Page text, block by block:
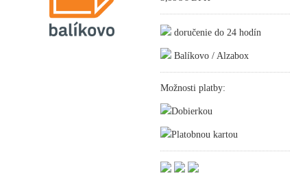
doručenie do 24 hodín
Balíkovo / Alzabox
Možnosti platby:
Dobierkou
Platobnou kartou